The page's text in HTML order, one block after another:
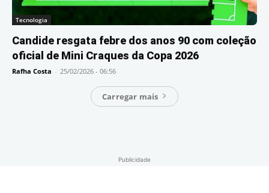
Tecnologia
Candide resgata febre dos anos 90 com coleção
oficial de Mini Craques da Copa 2026
Rafha Costa - 25/02/2026 - 06:56
Carregar mais
Publicidade